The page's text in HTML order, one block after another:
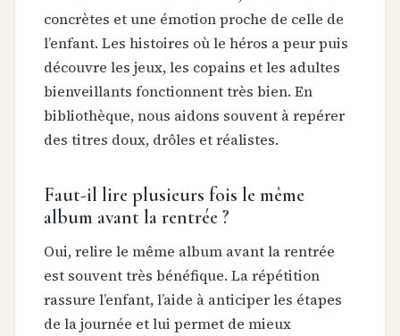
concrètes et une émotion proche de celle de
l’enfant. Les histoires où le héros a peur puis
découvre les jeux, les copains et les adultes
bienveillants fonctionnent très bien. En
bibliothèque, nous aidons souvent à repérer
des titres doux, drôles et réalistes.
Faut-il lire plusieurs fois le même
album avant la rentrée ?
Oui, relire le même album avant la rentrée
est souvent très bénéfique. La répétition
rassure l’enfant, l’aide à anticiper les étapes
de la journée et lui permet de mieux